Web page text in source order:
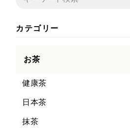
カテゴリー
お茶
健康茶
日本茶
抹茶